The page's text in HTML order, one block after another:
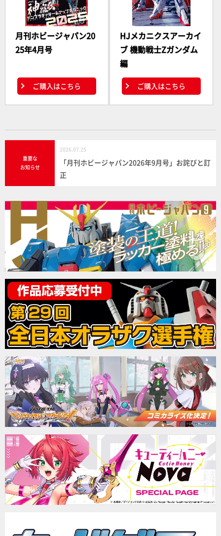
月刊ホビージャパン20
25年4月号
ご購入はこちら
HJメカニクスアーカイ
ブ 機動戦士Zガンダム
編
ご購入はこちら
重要な
お知らせ
2026.07.25
「月刊ホビージャパン2026年9月号」お詫びと訂
正